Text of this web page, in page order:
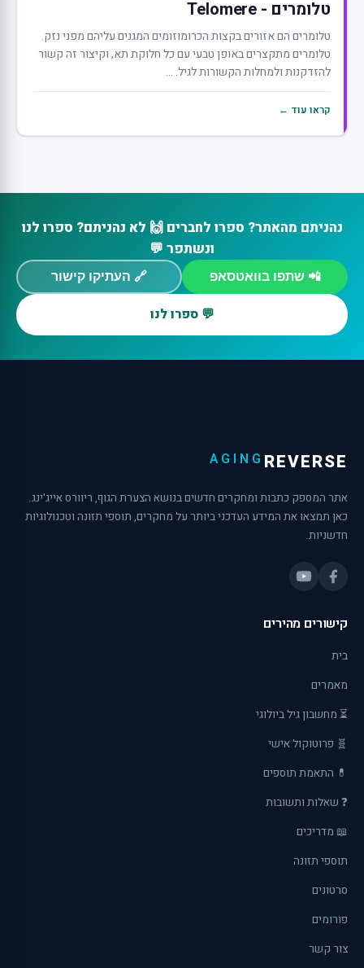
טלומרים - Telomere
טלומרים הם אזורים בקצות הכרומוזומים המגנים עליהם מפני נזק.
טלומרים מתקצרים באופן טבעי עם כל חלוקת תא, וקיצור זה קשור
להזדקנות ולמחלות הקשורות לגיל. ...
קראו עוד ←
נהניתם מהאתר? ספרו לחברים 🙌 לא נהניתם? ספרו לנו
ונשתפר 💬
📲 שתפו בוואטסאפ 🔗 העתיקו קישור
💬 ספרו לנו
REVERSE
AGING
אתר המספק כתבות ומחקרים חדשים בנושא הצערת הגוף, ריוורס אייג'ינג.
כאן תמצאו את המידע העדכני ביותר על מחקרים, תוספי תזונה וטכנולוגיות
חדשניות.
קישורים מהירים
בית
מאמרים
⏳ מחשבון גיל ביולוגי
🧬 פרוטוקול אישי
💊 התאמת תוספים
❓ שאלות ותשובות
📖 מדריכים
תוספי תזונה
סרטונים
פורומים
צור קשר